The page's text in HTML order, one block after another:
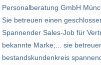
Personalberatung GmbH
Sie betreuen einen
Spannender Sales-Job für
bekannte Marke;... sie
bestandskundenkreis